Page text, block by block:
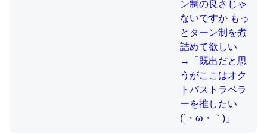
これを元に考えるとカルシウムを大量に使う脊椎動物と貝
類は苦労してるんだな…。腹足類だと殻を無くしてナメク
─ニュース :: 【研究発表】昆虫学の大問題＝「昆虫はなぜ海にいな